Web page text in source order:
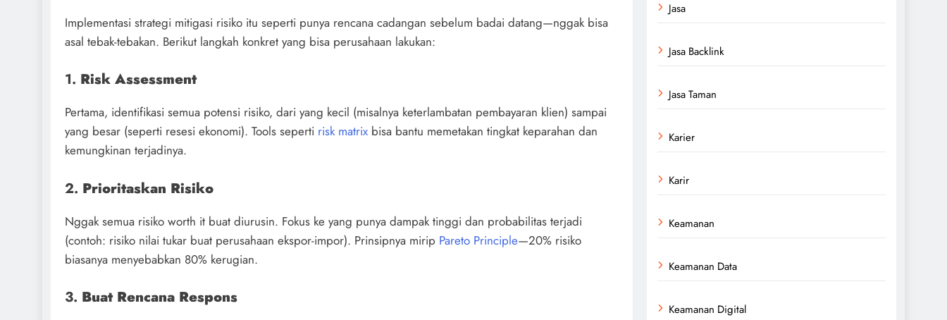
Implementasi strategi mitigasi risiko itu seperti punya rencana cadangan sebelum badai datang—nggak bisa
asal tebak-tebakan. Berikut langkah konkret yang bisa perusahaan lakukan:
1. Risk Assessment
Pertama, identifikasi semua potensi risiko, dari yang kecil (misalnya keterlambatan pembayaran klien) sampai
yang besar (seperti resesi ekonomi). Tools seperti risk matrix bisa bantu memetakan tingkat keparahan dan
kemungkinan terjadinya.
2. Prioritaskan Risiko
Nggak semua risiko worth it buat diurusin. Fokus ke yang punya dampak tinggi dan probabilitas terjadi
(contoh: risiko nilai tukar buat perusahaan ekspor-impor). Prinsipnya mirip Pareto Principle—20% risiko
biasanya menyebabkan 80% kerugian.
3. Buat Rencana Respons
Jasa
Jasa Backlink
Jasa Taman
Karier
Karir
Keamanan
Keamanan Data
Keamanan Digital